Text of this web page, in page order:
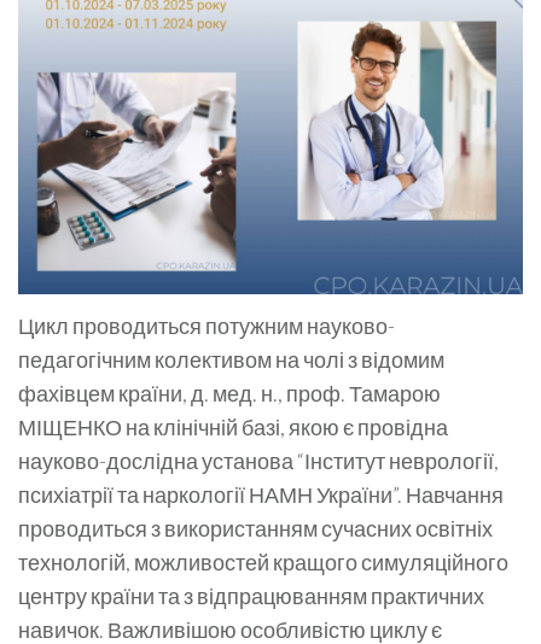
Цикл проводиться потужним науково-
педагогічним колективом на чолі з відомим
фахівцем країни, д. мед. н., проф. Тамарою
МІЩЕНКО на клінічній базі, якою є провідна
науково-дослідна установа “Інститут неврології,
психіатрії та наркології НАМН України”. Навчання
проводиться з використанням сучасних освітніх
технологій, можливостей кращого симуляційного
центру країни та з відпрацюванням практичних
навичок. Важливішою особливістю циклу є